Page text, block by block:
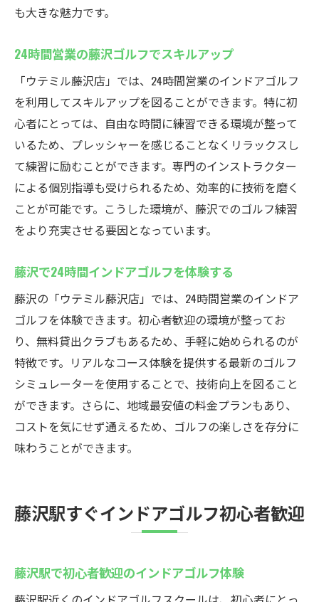
も大きな魅力です。
24時間営業の藤沢ゴルフでスキルアップ
「ウテミル藤沢店」では、24時間営業のインドアゴルフ
を利用してスキルアップを図ることができます。特に初
心者にとっては、自由な時間に練習できる環境が整って
いるため、プレッシャーを感じることなくリラックスし
て練習に励むことができます。専門のインストラクター
による個別指導も受けられるため、効率的に技術を磨く
ことが可能です。こうした環境が、藤沢でのゴルフ練習
をより充実させる要因となっています。
藤沢で24時間インドアゴルフを体験する
藤沢の「ウテミル藤沢店」では、24時間営業のインドア
ゴルフを体験できます。初心者歓迎の環境が整ってお
り、無料貸出クラブもあるため、手軽に始められるのが
特徴です。リアルなコース体験を提供する最新のゴルフ
シミュレーターを使用することで、技術向上を図ること
ができます。さらに、地域最安値の料金プランもあり、
コストを気にせず通えるため、ゴルフの楽しさを存分に
味わうことができます。
藤沢駅すぐインドアゴルフ初心者歓迎
藤沢駅で初心者歓迎のインドアゴルフ体験